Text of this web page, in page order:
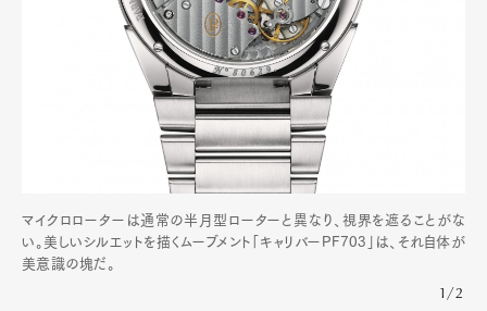
マイクロローターは通常の半月型ローターと異なり、視界を遮ることがな
い。美しいシルエットを描くムーブメント「キャリバーPF703」は、それ自体が
美意識の塊だ。
1/2